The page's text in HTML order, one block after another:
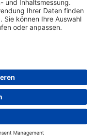
(0)9231 4198 • Fax: +49
system.de
GmbH